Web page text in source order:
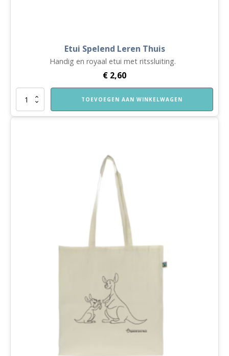
Etui Spelend Leren Thuis
Handig en royaal etui met ritssluiting.
€ 2,60
Etui
Leren
TOEVOEGEN AAN WINKELWAGEN